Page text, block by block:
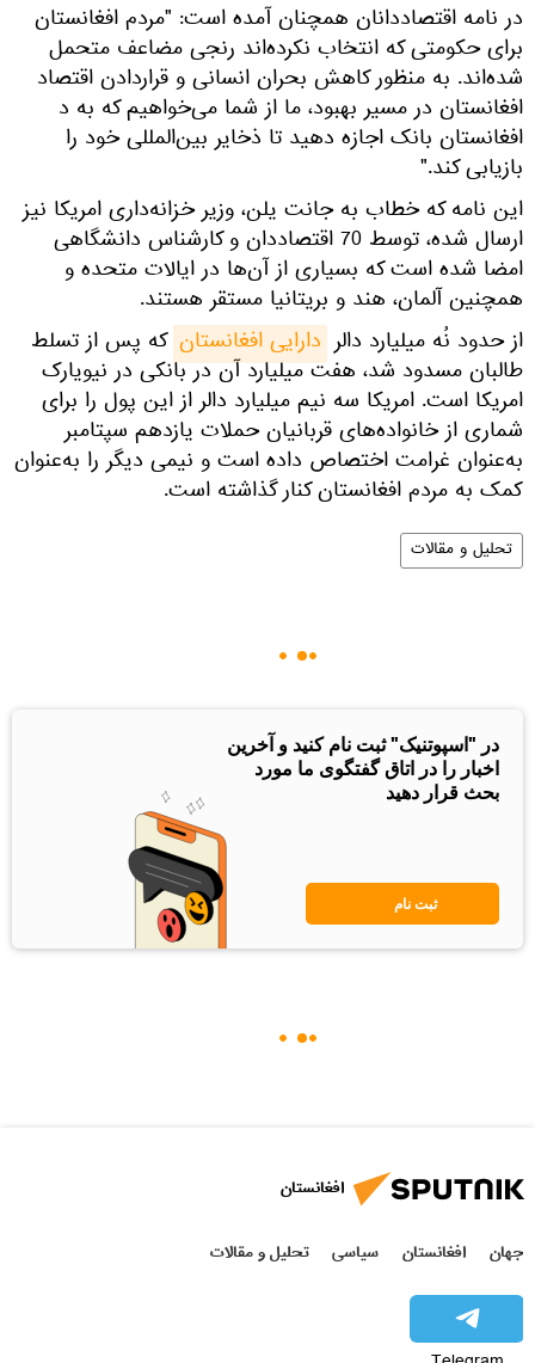
در نامه اقتصاددانان همچنان آمده است: "مردم افغانستان
برای حکومتی که انتخاب نکرده‌اند رنجی مضاعف متحمل
شده‌اند. به منظور کاهش بحران انسانی و قراردادن اقتصاد
افغانستان در مسیر بهبود، ما از شما می‌خواهیم که به د
افغانستان بانک اجازه دهید تا ذخایر بین‌المللی خود را
بازیابی کند."
این نامه که خطاب به جانت یلن، وزیر خزانه‌داری امریکا نیز
ارسال شده، توسط 70 اقتصاددان و کارشناس دانشگاهی
امضا شده است که بسیاری از آن‌ها در ایالات متحده و
همچنین آلمان، هند و بریتانیا مستقر هستند.
از حدود نُه میلیارد دالر دارایی افغانستان که پس از تسلط
طالبان مسدود شد، هفت میلیارد آن در بانکی در نیویارک
امریکا است. امریکا سه نیم میلیارد دالر از این پول را برای
شماری از خانواده‌های قربانیان حملات یازدهم سپتامبر
به‌عنوان غرامت اختصاص داده است و نیمی دیگر را به‌عنوان
کمک به مردم افغانستان کنار گذاشته است.
تحلیل و مقالات
در "اسپوتنیک" ثبت نام کنید و آخرین
اخبار را در اتاق گفتگوی ما مورد
بحث قرار دهید
ثبت نام
افغانستان
جهان افغانستان سیاسی تحلیل و مقالات